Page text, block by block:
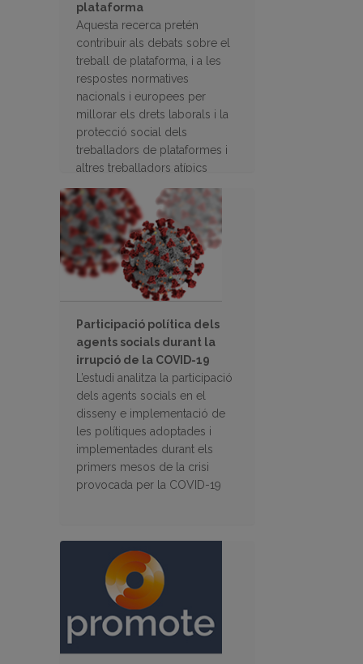
plataforma
Aquesta recerca pretén
contribuir als debats sobre el
treball de plataforma, i a les
respostes normatives
nacionals i europees per
millorar els drets laborals i la
protecció social dels
treballadors de plataformes i
altres treballadors atípics
Participació política dels
agents socials durant la
irrupció de la COVID-19
L’estudi analitza la participació
dels agents socials en el
disseny e implementació de
les polítiques adoptades i
implementades durant els
primers mesos de la crisi
provocada per la COVID-19